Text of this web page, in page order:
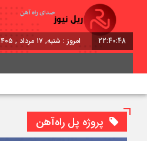
22:40:48 امروز : شنبه, ۱۷ مرداد , ۱۴۰۵
پروژه پل راه‌آهن